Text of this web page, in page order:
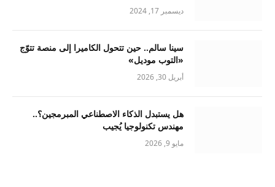
ديسمبر 17, 2024
سينا سالم.. حين تتحول الكاميرا إلى منصة تتوّج
«التوب موديل»
أبريل 30, 2026
هل يستبدل الذكاء الاصطناعي المبرمجين؟..
مهندس تكنولوجيا يُجيب
مايو 9, 2026